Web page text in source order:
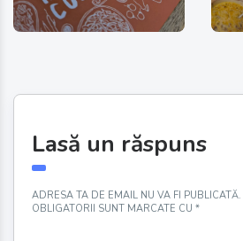
Lasă un răspuns
ADRESA TA DE EMAIL NU VA FI PUBLICATĂ.
OBLIGATORII SUNT MARCATE CU *